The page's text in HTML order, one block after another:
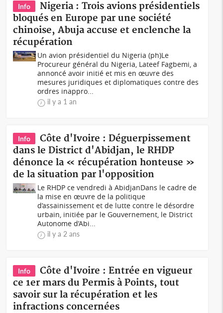
Info
Nigeria : Trois avions présidentiels
bloqués en Europe par une société
chinoise, Abuja accuse et enclenche la
récupération
Un avion présidentiel du Nigeria (ph)Le
Procureur général du Nigeria, Lateef Fagbemi, a
annoncé avoir initié et mis en œuvre des
mesures juridiques et diplomatiques contre des
ordres inappro...
il y a 1 an
Info
Côte d'Ivoire : Déguerpissement
dans le District d'Abidjan, le RHDP
dénonce la « récupération honteuse »
de la situation par l'opposition
Le RHDP ce vendredi à AbidjanDans le cadre de
la mise en œuvre de la politique
d’assainissement et de lutte contre le désordre
urbain, initiée par le Gouvernement, le District
Autonome d’Abi...
il y a 2 ans
Info
Côte d'Ivoire : Entrée en vigueur
ce 1er mars du Permis à Points, tout
savoir sur la récupération et les
infractions concernées